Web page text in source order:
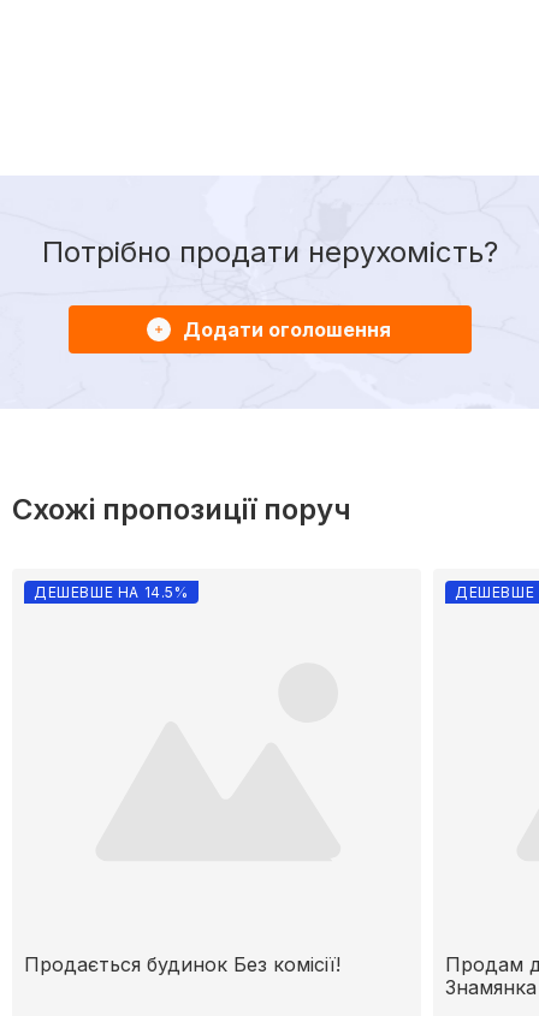
Потрібно продати нерухомість?
Додати оголошення
Схожі пропозиції поруч
ДЕШЕВШЕ НА 14.5%
Продається будинок Без комісії!
ДЕШЕВШЕ
Продам